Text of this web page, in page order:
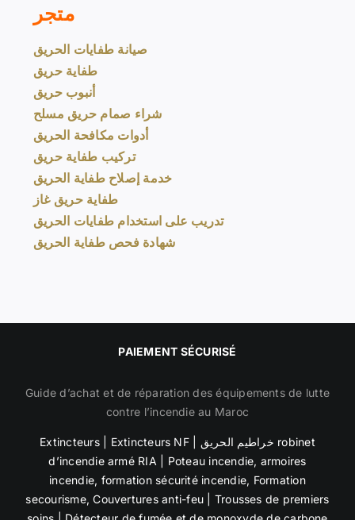
متجر
صيانة طفايات الحريق
طفاية حريق
أنبوب حريق
شراء صمام حريق مسلح
أدوات مكافحة الحريق
تركيب طفاية حريق
خدمة إصلاح طفاية الحريق
طفاية حريق غاز
تدريب على استخدام طفايات الحريق
شهادة فحص طفاية الحريق
PAIEMENT SÉCURISÉ
Guide d’achat et de réparation des équipements de lutte
contre l’incendie au Maroc
Extincteurs| Extincteurs NF|
خراطيم الحريق robinet
d’incendie armé RIA
Poteau incendie, armoires
incendie, formation sécurité incendie, Formation
secourisme, Couvertures anti-feu | Trousses de premiers